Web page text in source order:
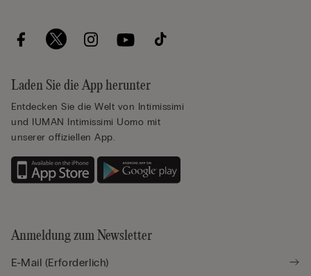
Laden Sie die App herunter
Entdecken Sie die Welt von Intimissimi
und IUMAN Intimissimi Uomo mit
unserer offiziellen App.
Anmeldung zum Newsletter